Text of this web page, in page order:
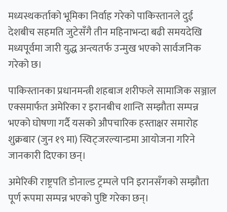
मध्यस्थकर्ताको भूमिका निर्वाह गरेको पाकिस्तानले दुई
देशबीच सहमति जुटेसँगै तीन महिनाभन्दा बढी समयदेखि
मध्यपूर्वमा जारी युद्ध अन्त्यतर्फ उन्मुख भएको सार्वजनिक
गरेको छ।
पाकिस्तानका प्रधानमन्त्री शहबाज शरीफले सामाजिक सञ्जाल
एक्समार्फत अमेरिका र इरानबीच शान्ति सम्झौता सम्पन्न
भएको घोषणा गर्दै यसको औपचारिक हस्ताक्षर समारोह
शुक्रबार (जुन १९ मा) स्विट्जरल्यान्डमा आयोजना गरिने
जानकारी दिएका छन्।
अमेरिकी राष्ट्रपति डोनाल्ड ट्रम्पले पनि इरानसँगको सम्झौता
पूर्ण रूपमा सम्पन्न भएको पुष्टि गरेका छन्।